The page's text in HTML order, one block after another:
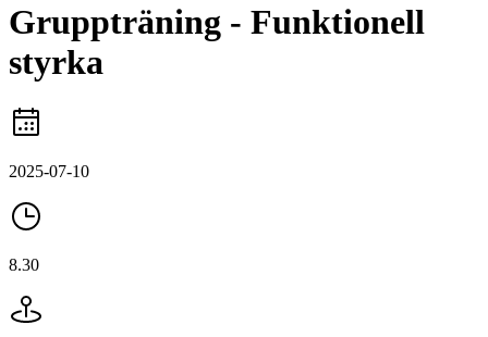
Gruppträning - Funktionell
styrka
2025-07-10
8.30